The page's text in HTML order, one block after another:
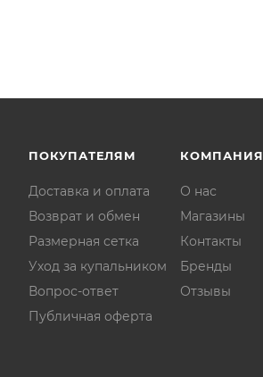
ПОКУПАТЕЛЯМ
Доставка и оплата
Возврат и обмен
Размерная сетка
Уход за купальником
Вопрос-ответ
Публичная оферта
КОМПАНИЯ
О нас
Магазины
Контакты
Бренды
Отзывы